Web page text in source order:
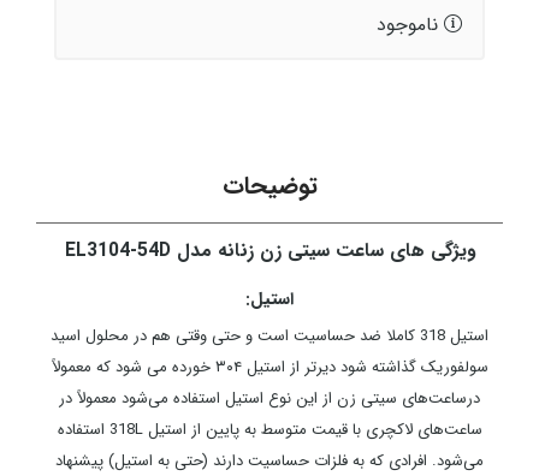
ناموجود
توضیحات
ویژگی های ساعت سیتی زن زنانه مدل EL3104-54D
استیل:
استیل 318 کاملا ضد حساسیت است و حتی وقتی هم در محلول اسید
سولفوریک گذاشته شود دیرتر از استیل ۳۰۴ خورده می شود که معمولاً
درساعت‌های سیتی زن از این نوع استیل استفاده می‌شود معمولاً در
ساعت‌های لاکچری با قیمت متوسط به پایین از استیل 318L استفاده
می‌شود. افرادی که به فلزات حساسیت دارند (حتی به استیل) پیشنهاد